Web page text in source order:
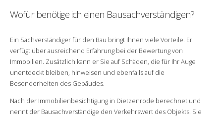
Wofür benötige ich einen Bausachverständigen?
Ein Sachverständiger für den Bau bringt Ihnen viele Vorteile. Er
verfügt über ausreichend Erfahrung bei der Bewertung von
Immobilien. Zusätzlich kann er Sie auf Schäden, die für Ihr Auge
unentdeckt bleiben, hinweisen und ebenfalls auf die
Besonderheiten des Gebäudes.
Nach der Immobilienbesichtigung in Dietzenrode berechnet und
nennt der Bausachverständige den Verkehrswert des Objekts. Sie